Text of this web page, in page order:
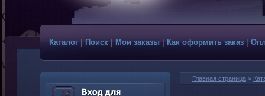
Каталог Поиск|Мои заказы|Как оформить заказ
Главная страница »